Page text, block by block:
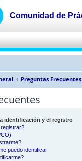
Preguntas Frecuentes
identificación y el registro
registrar?
puedo identificar!